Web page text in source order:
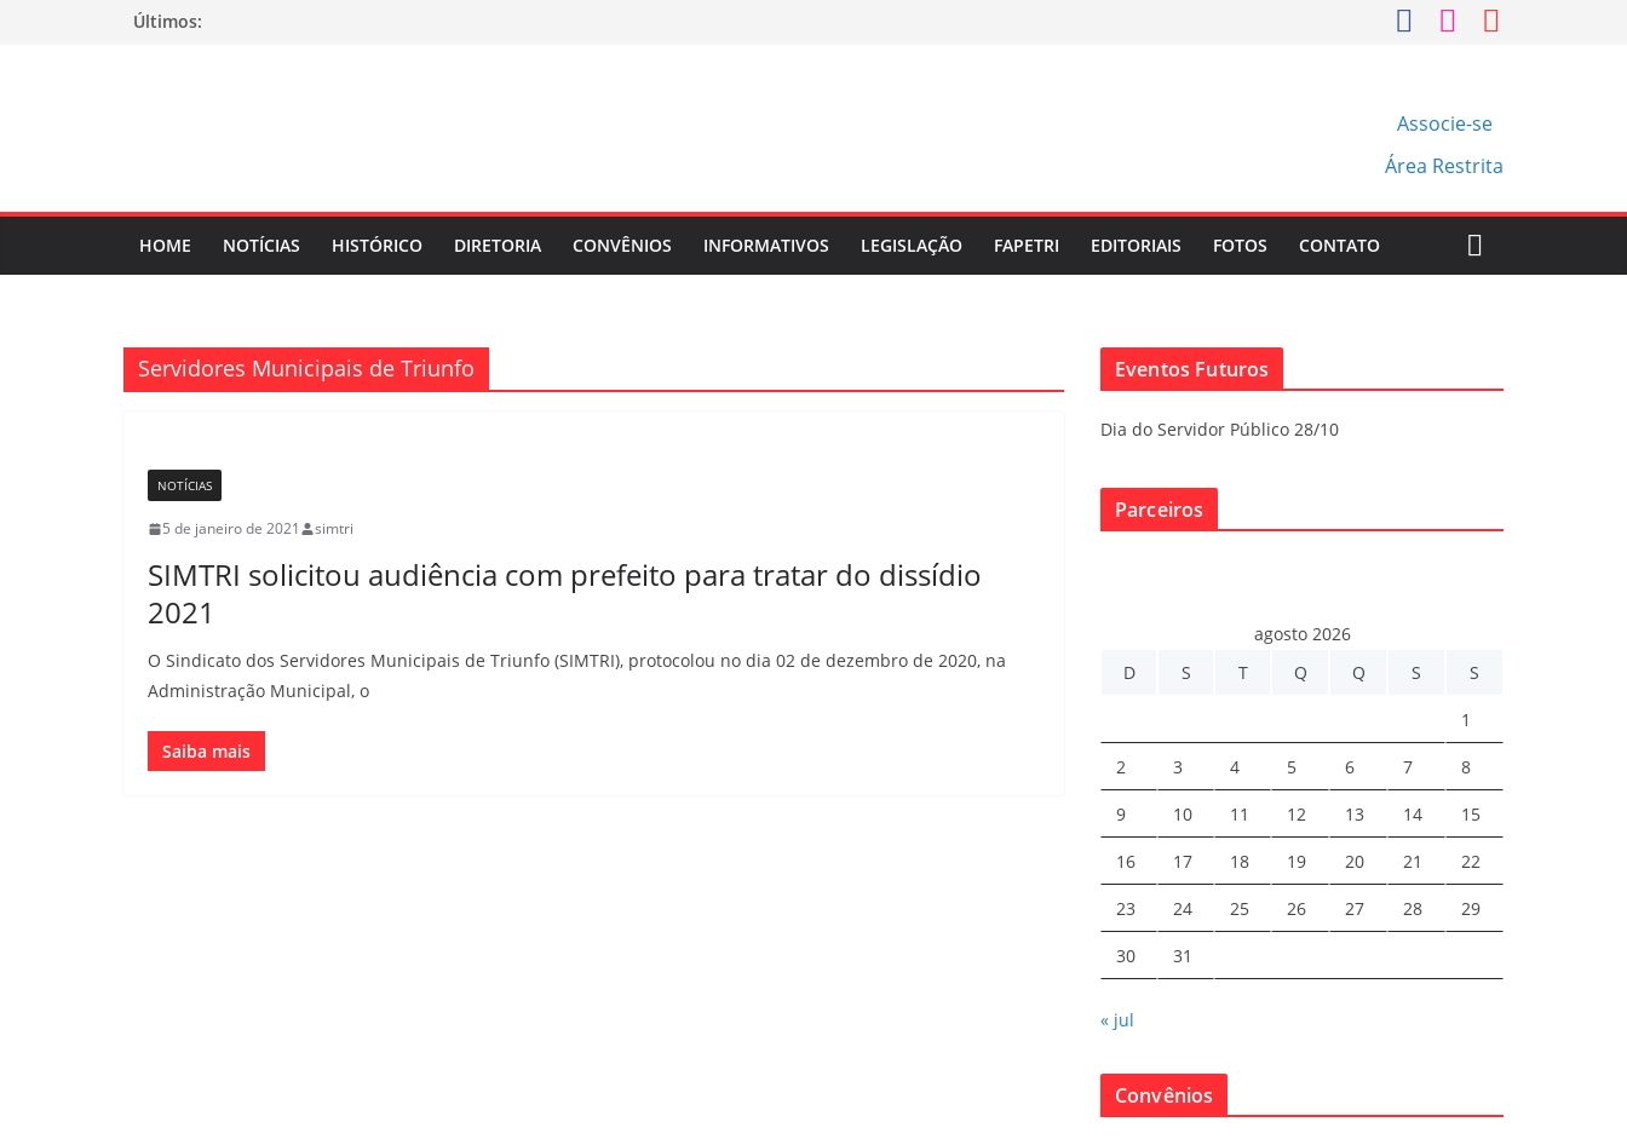
Últimos:
Associe-se
Área Restrita
HOME NOTÍCIAS HISTÓRICO DIRETORIA CONVÊNIOS INFORMATIVOS LEGISLAÇÃO FAPETRI EDITORIAIS FOTOS CONTATO
Servidores Municipais de Triunfo
NOTÍCIAS
5 de janeiro de 2021 simtri
SIMTRI solicitou audiência com prefeito para tratar do dissídio
2021
O Sindicato dos Servidores Municipais de Triunfo (SIMTRI), protocolou no dia 02 de dezembro de 2020, na
Administração Municipal, o
Saiba mais
Eventos Futuros
Dia do Servidor Público 28/10
Parceiros
agosto 2026
D
S T Q Q S S
1
2 3 4 5 6 7 8
9 10 11 12 13 14 15
16 17 18 19 20 21 22
23 24 25 26 27 28 29
30 31
« jul
Convênios